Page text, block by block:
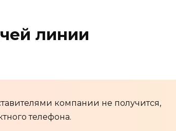
линии
компании не получится,
телефона.